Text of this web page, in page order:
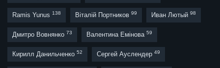
Ramis Yunus 138 Віталій Портников 99 Иван Лютый 98
Дмитро Вовнянко 73 Валентина Емінова 59
Кирилл Данильченко 52 Сергей Ауслендер 49